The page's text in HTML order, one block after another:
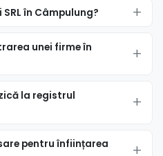
în Câmpulung?
unei firme în
la registrul
pentru înființarea